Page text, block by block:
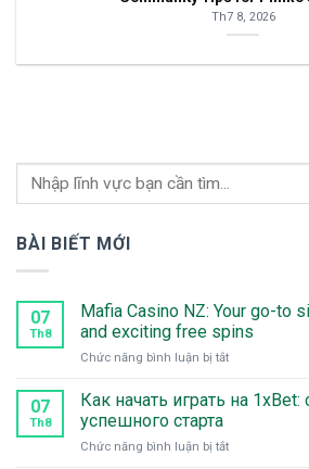
Th7 8, 2026
BÀI BIẾT MỚI
07
Th8
Mafia Casino NZ: Your go-to
and exciting free spins
Chức năng bình luận bị tắtở
Casino
go-
07
Th8
Как начать играть на
успешного старта
Chức năng bình luận bị tắtở